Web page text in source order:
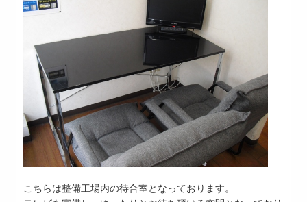
こちらは整備工場内の待合室となっております。